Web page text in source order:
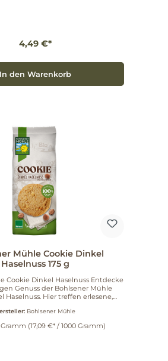
4,49 €*
In den Warenkorb
Mühle Cookie Dinkel
Haselnuss 175 g
Dinkel Haselnuss Entdecke
Genuss der Bohlsener Mühle
Haselnuss. Hier treffen erlesene,
Norddeutschland stammt. Diese
mit 100% Dinkel gebacken, der in
Wassermühle der Bohlsener Mühle
Bohlsener Mühle
Gramm (17,09 €* / 1000 Gramm)